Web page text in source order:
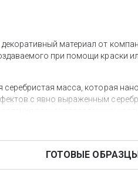
материал от
при помощи краски
масса, которая
с явно выраженным
разнонаправленных
дополнительного декора
позволяют
ГОТОВЫЕ